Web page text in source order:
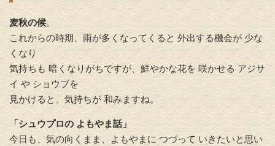
麦秋の候。
これからの時期、雨が多くなってくると 外出する機会が 少な
くなり
気持ちも 暗くなりがちですが、鮮やかな花を 咲かせる アジサ
イ や ショウブを
見かけると、気持ちが 和みますね。
「シュウプロの よもやま話」
今日も、気の向くまま、よもやまに つづって いきたいと思い